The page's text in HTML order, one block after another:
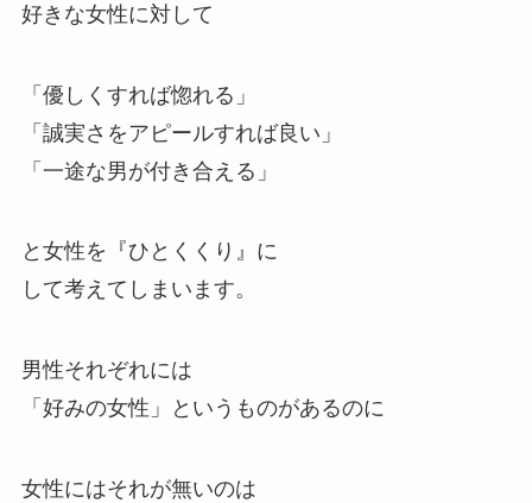
好きな女性に対して
「優しくすれば惚れる」
「誠実さをアピールすれば良い」
「一途な男が付き合える」
と女性を『ひとくくり』に
して考えてしまいます。
男性それぞれには
「好みの女性」というものがあるのに
女性にはそれが無いのは